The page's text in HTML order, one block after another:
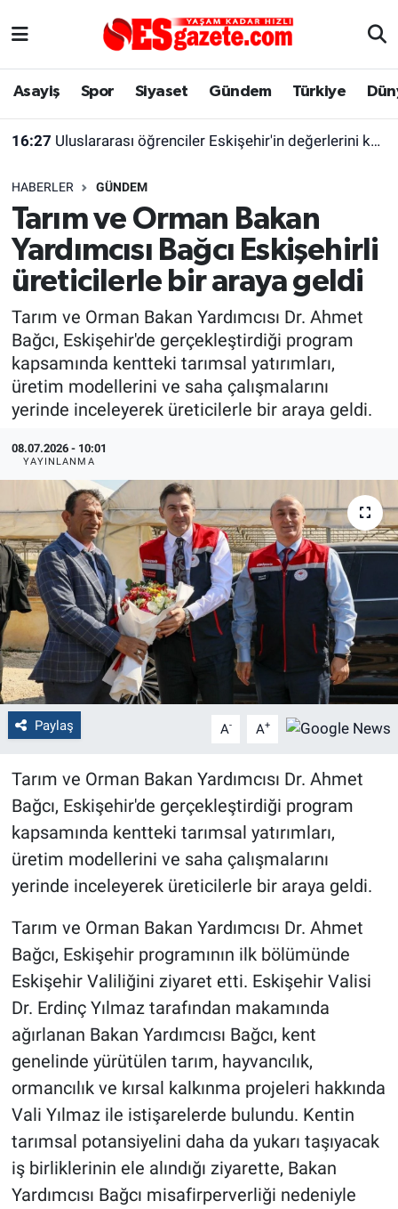
Asayiş Spor Siyaset Gündem Türkiye
16:27 Uluslararası öğrenciler Eskişehir'in değerlerini keşfetti
HABERLER GÜNDEM
Tarım ve Orman Bakan
Yardımcısı Bağcı Eskişehirli
üreticilerle bir araya geldi
Tarım ve Orman Bakan Yardımcısı Dr. Ahmet
Bağcı, Eskişehir'de gerçekleştirdiği program
kapsamında kentteki tarımsal yatırımları,
üretim modellerini ve saha çalışmalarını
yerinde inceleyerek üreticilerle bir araya geldi.
08.07.2026 - 10:01
YAYINLANMA
Paylaş A- A+
Tarım ve Orman Bakan Yardımcısı Dr. Ahmet
Bağcı, Eskişehir'de gerçekleştirdiği program
kapsamında kentteki tarımsal yatırımları,
üretim modellerini ve saha çalışmalarını
yerinde inceleyerek üreticilerle bir araya geldi.
Tarım ve Orman Bakan Yardımcısı Dr. Ahmet
Bağcı, Eskişehir programının ilk bölümünde
Eskişehir Valiliğini ziyaret etti. Eskişehir Valisi
Dr. Erdinç Yılmaz tarafından makamında
ağırlanan Bakan Yardımcısı Bağcı, kent
genelinde yürütülen tarım, hayvancılık,
ormancılık ve kırsal kalkınma projeleri hakkında
Vali Yılmaz ile istişarelerde bulundu. Kentin
tarımsal potansiyelini daha da yukarı taşıyacak
iş birliklerinin ele alındığı ziyarette, Bakan
Yardımcısı Bağcı misafirperverliği nedeniyle
Asayiş
Türkiye
Dünya
Sağlık
Alış-Veriş/İş dünyası
Yaşam
Eskişehirspor Arşivi
Eskişehir Arşivi
Röportaj
Ekonomi
Kültür Sanat
Bilecik
Kütahya
Gezi
Genel
Çevre
Yerel
Bilim ve Teknoloji
Eskişehir Nöbetçi Eczaneler
Süper Lig Puan Durumu ve Fikstür
Tüm Manşetler
Son Dakika Haberleri
Haber Arşivi